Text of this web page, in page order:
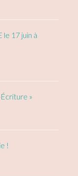
le 17 juin à
»
!